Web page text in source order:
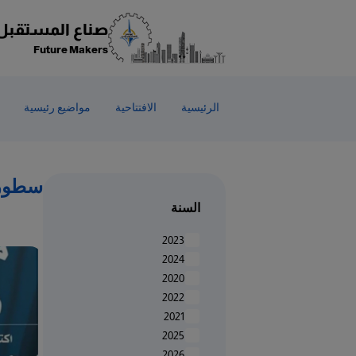
صناع
Future Makers
الرئيسية الافتتاحية مواضيع رئيسية
السنة
2023
2024
2020
2022
2021
2025